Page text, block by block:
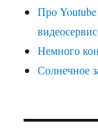
Про
Немного
Солнечное